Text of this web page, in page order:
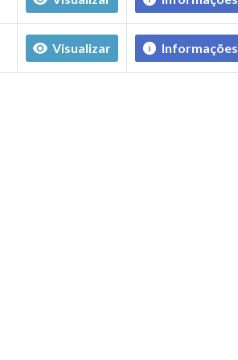
Visualizar Informações